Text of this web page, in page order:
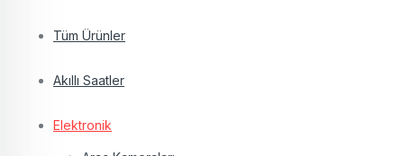
Tüm Ürünler
Akıllı Saatler
Elektronik